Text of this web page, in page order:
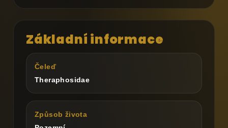
Základní informace
Čeleď
Theraphosidae
Způsob života